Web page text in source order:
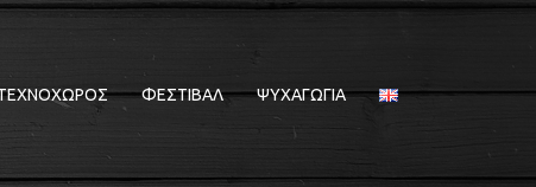
ΦΕΣΤΙΒΑΛ ΨΥΧΑΓΩΓΙΑ